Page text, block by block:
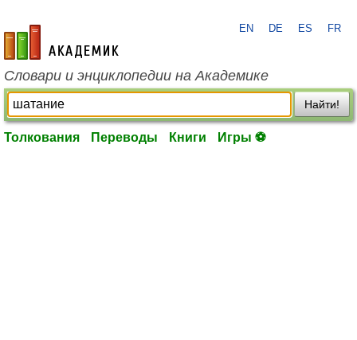
academic.ru
EN DE ES FR
Словари и энциклопедии на Академике
Найти!
Толкования Переводы Книги Игры ⚽